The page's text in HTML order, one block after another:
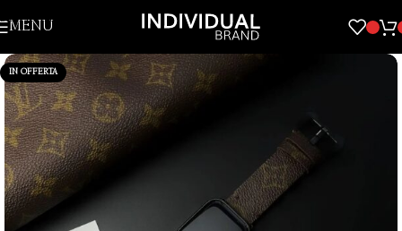
Skip to navigation
MENU
IN OFFERTA